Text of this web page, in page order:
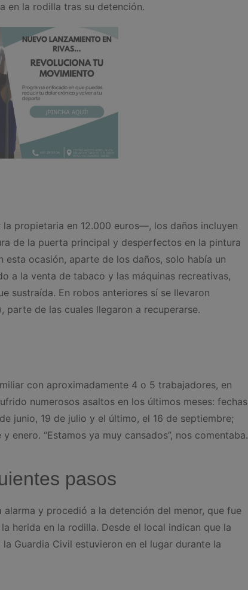
en la rodilla tras su detención.
propietaria en 12.000 euros—, los daños incluyen
de la puerta principal y desperfectos en la pintura
ocasión, aparte de los daños, solo había un
a la venta de tabaco y las máquinas recreativas,
sustraída. En robos anteriores sí se llevaron
parte de las cuales llegaron a recuperarse.
con aproximadamente 4 o 5 trabajadores, en
numerosos asaltos en los últimos meses: fechas
junio, 19 de julio y el último, el 16 de septiembre;
enero. “Estamos ya muy cansados”, nos comentaba.
pasos
y procedió a la detención del menor, que fue
herida en la rodilla. Desde el local indican que la
Guardia Civil estuvieron en el lugar durante la